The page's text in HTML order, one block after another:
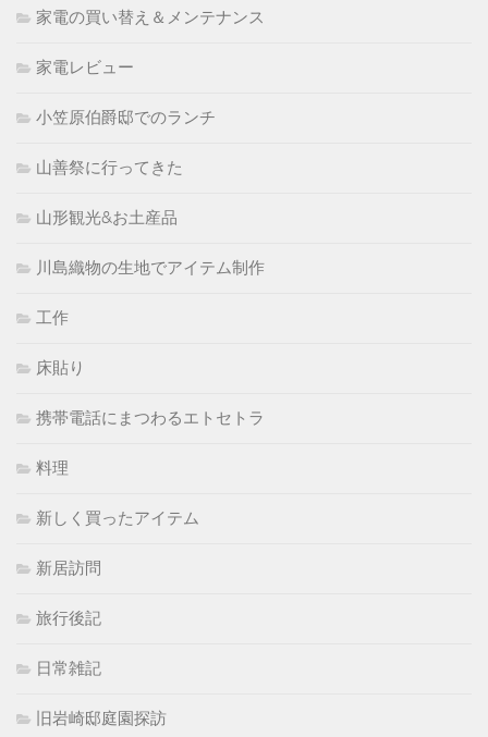
家電の買い替え＆メンテナンス
家電レビュー
小笠原伯爵邸でのランチ
山善祭に行ってきた
山形観光&お土産品
川島織物の生地でアイテム制作
工作
床貼り
携帯電話にまつわるエトセトラ
料理
新しく買ったアイテム
新居訪問
旅行後記
日常雑記
旧岩崎邸庭園探訪